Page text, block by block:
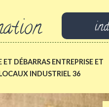
ET DÉBARRAS ENTREPRISE ET
INDUSTRIEL 36